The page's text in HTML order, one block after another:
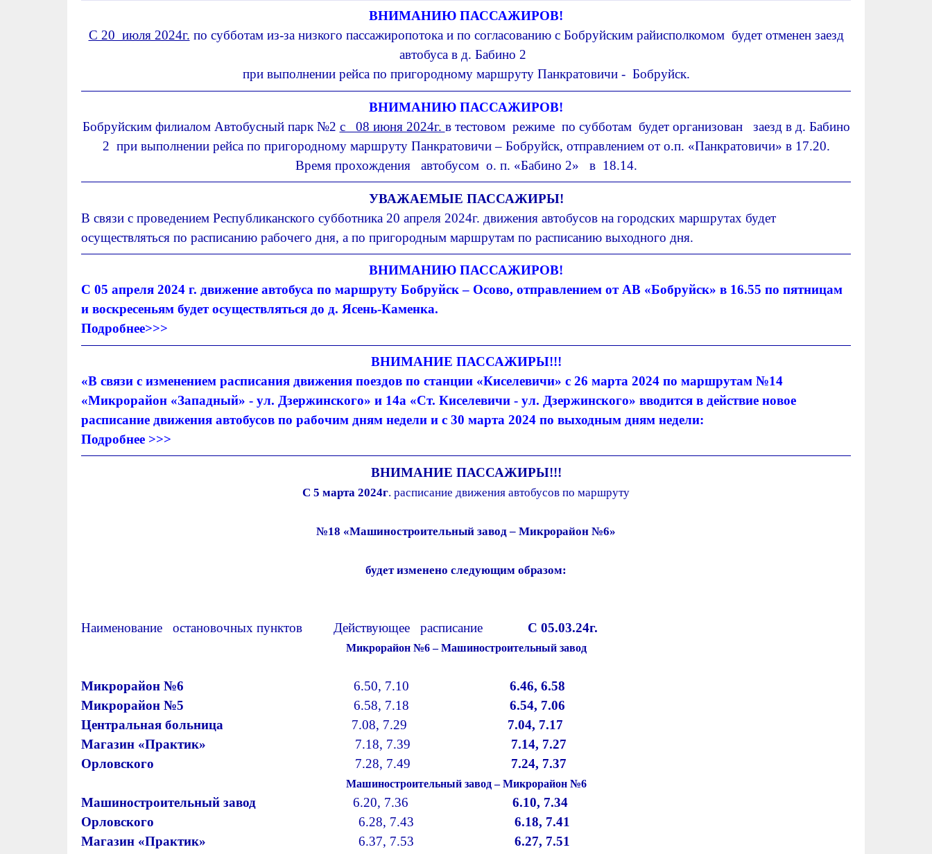
ВНИМАНИЮ ПАССАЖИРОВ!
С 20 июля 2024г. по субботам из-за низкого пассажиропотока и по согласованию с Бобруйским райисполкомом будет отменен заезд
автобуса в д. Бабино 2
при выполнении рейса по пригородному маршруту Панкратовичи - Бобруйск.
ВНИМАНИЮ ПАССАЖИРОВ!
Бобруйским филиалом Автобусный парк №2 с 08 июня 2024г. в тестовом режиме по субботам будет организован заезд в д. Бабино
2 при выполнении рейса по пригородному маршруту Панкратовичи – Бобруйск, отправлением от о.п. «Панкратовичи» в 17.20.
Время прохождения автобусом о. п. «Бабино 2» в 18.14.
УВАЖАЕМЫЕ ПАССАЖИРЫ!
В связи с проведением Республиканского субботника 20 апреля 2024г. движения автобусов на городских маршрутах будет
осуществляться по расписанию рабочего дня, а по пригородным маршрутам по расписанию выходного дня.
ВНИМАНИЮ ПАССАЖИРОВ!
С 05 апреля 2024 г. движение автобуса по маршруту Бобруйск – Осово, отправлением от АВ «Бобруйск» в 16.55 по пятницам
и воскресеньям будет осуществляться до д. Ясень-Каменка.
Подробнее>>>
ВНИМАНИЕ ПАССАЖИРЫ!!!
«В связи с изменением расписания движения поездов по станции «Киселевичи» с 26 марта 2024 по маршрутам №14
«Микрорайон «Западный» - ул. Дзержинского» и 14а «Ст. Киселевичи - ул. Дзержинского» вводится в действие новое
расписание движения автобусов по рабочим дням недели и с 30 марта 2024 по выходным дням недели:
Подробнее >>>
ВНИМАНИЕ ПАССАЖИРЫ!!!
С 5 марта 2024г. расписание движения автобусов по маршруту
№18 «Машиностроительный завод – Микрорайон №6»
будет изменено следующим образом:
Наименование остановочных пунктов Действующее расписание С 05.03.24г.
Микрорайон №6 – Машиностроительный завод
Микрорайон №66.50, 7.106.46, 6.58
Микрорайон №56.58, 7.186.54, 7.06
Центральная больница 7.08, 7.29 7.04, 7.17
Магазин «Практик» 7.18, 7.39 7.14, 7.27
Орловского 7.28, 7.49 7.24, 7.37
Машиностроительный завод – Микрорайон №6
Машиностроительный завод6.20, 7.366.10, 7.34
Орловского6.28, 7.436.18, 7.41
Магазин «Практик»6.37, 7.536.27, 7.51